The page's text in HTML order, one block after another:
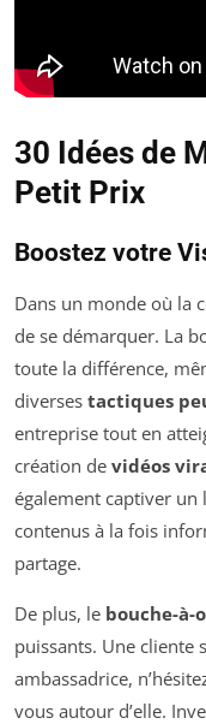
30 Idées de
Petit Prix
Boostez votre
Dans un monde où la
de se démarquer. La
toute la différence,
diverses tactiques
entreprise tout en
création de vidéos
également captiver un
contenus à la fois
partage.
De plus, le bouche-à-
puissants. Une cliente
ambassadrice,
vous autour d’elle.